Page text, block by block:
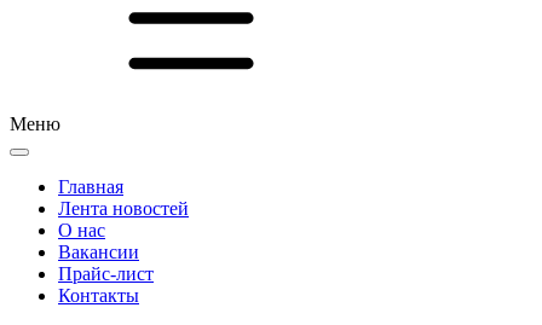
Меню
Главная
Лента новостей
О нас
Вакансии
Прайс-лист
Контакты